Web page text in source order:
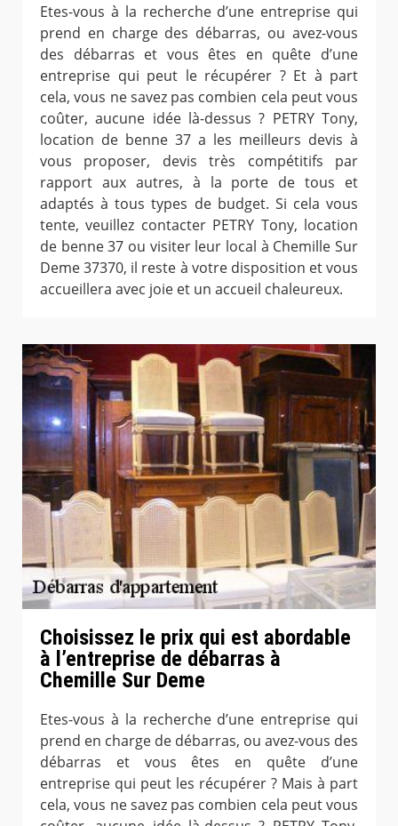
Etes-vous à la recherche d’une entreprise qui
prend en charge des débarras, ou avez-vous
des débarras et vous êtes en quête d’une
entreprise qui peut le récupérer ? Et à part
cela, vous ne savez pas combien cela peut vous
coûter, aucune idée là-dessus ? PETRY Tony,
location de benne 37 a les meilleurs devis à
vous proposer, devis très compétitifs par
rapport aux autres, à la porte de tous et
adaptés à tous types de budget. Si cela vous
tente, veuillez contacter PETRY Tony, location
de benne 37 ou visiter leur local à Chemille Sur
Deme 37370, il reste à votre disposition et vous
accueillera avec joie et un accueil chaleureux.
Choisissez le prix qui est abordable
à l’entreprise de débarras à
Chemille Sur Deme
Etes-vous à la recherche d’une entreprise qui
prend en charge de débarras, ou avez-vous des
débarras et vous êtes en quête d’une
entreprise qui peut les récupérer ? Mais à part
cela, vous ne savez pas combien cela peut vous